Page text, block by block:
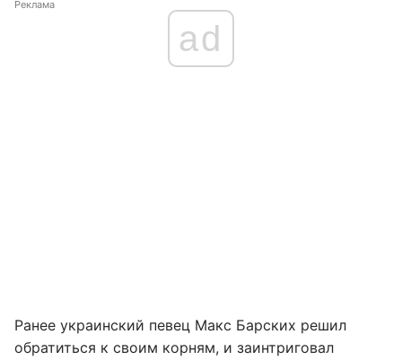
Реклама
ad
Ранее украинский певец Макс Барских решил
обратиться к своим корням, и заинтриговал